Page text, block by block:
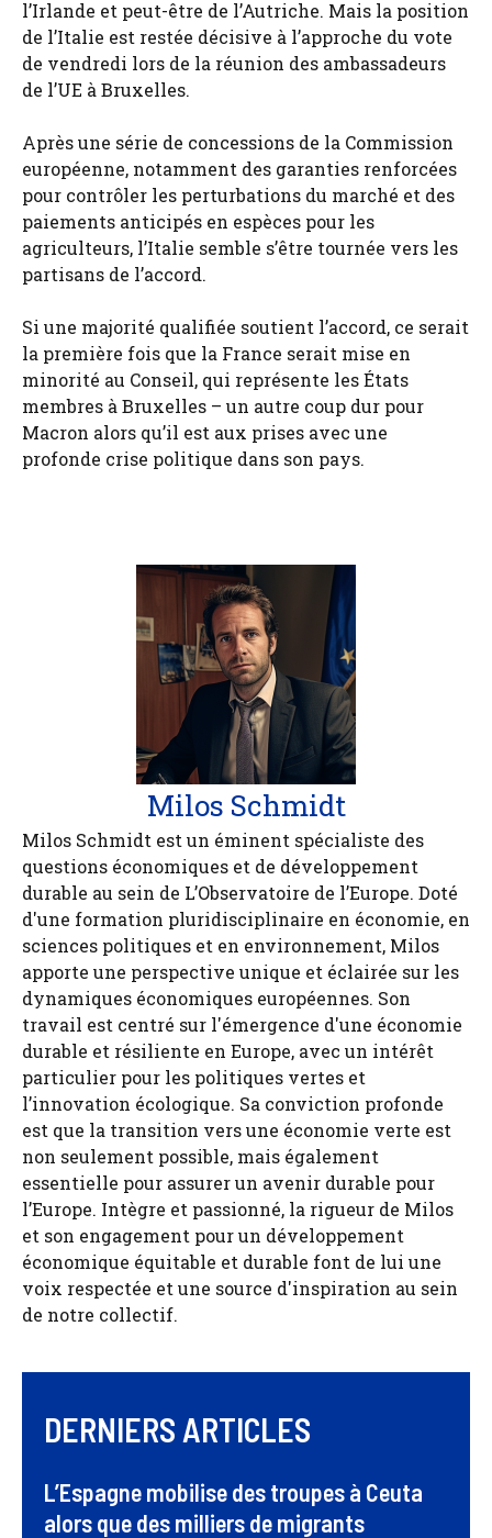
l’Irlande et peut-être de l’Autriche. Mais la position
de l’Italie est restée décisive à l’approche du vote
de vendredi lors de la réunion des ambassadeurs
de l’UE à Bruxelles.
Après une série de concessions de la Commission
européenne, notamment des garanties renforcées
pour contrôler les perturbations du marché et des
paiements anticipés en espèces pour les
agriculteurs, l’Italie semble s’être tournée vers les
partisans de l’accord.
Si une majorité qualifiée soutient l’accord, ce serait
la première fois que la France serait mise en
minorité au Conseil, qui représente les États
membres à Bruxelles – un autre coup dur pour
Macron alors qu’il est aux prises avec une
profonde crise politique dans son pays.
Milos Schmidt
Milos Schmidt est un éminent spécialiste des
questions économiques et de développement
durable au sein de L’Observatoire de l’Europe. Doté
d'une formation pluridisciplinaire en économie, en
sciences politiques et en environnement, Milos
apporte une perspective unique et éclairée sur les
dynamiques économiques européennes. Son
travail est centré sur l'émergence d'une économie
durable et résiliente en Europe, avec un intérêt
particulier pour les politiques vertes et
l’innovation écologique. Sa conviction profonde
est que la transition vers une économie verte est
non seulement possible, mais également
essentielle pour assurer un avenir durable pour
l’Europe. Intègre et passionné, la rigueur de Milos
et son engagement pour un développement
économique équitable et durable font de lui une
voix respectée et une source d'inspiration au sein
de notre collectif.
DERNIERS ARTICLES
L’Espagne mobilise des troupes à Ceuta
alors que des milliers de migrants